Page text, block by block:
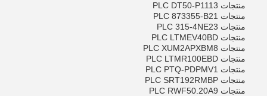
منتجات PLC DT50-P1113
منتجات PLC 873355-B21
منتجات PLC 315-4NE23
منتجات PLC LTMEV40BD
منتجات PLC XUM2APXBM8
منتجات PLC LTMR100EBD
منتجات PLC PTQ-PDPMV1
منتجات PLC SRT192RMBP
منتجات PLC RWF50.20A9